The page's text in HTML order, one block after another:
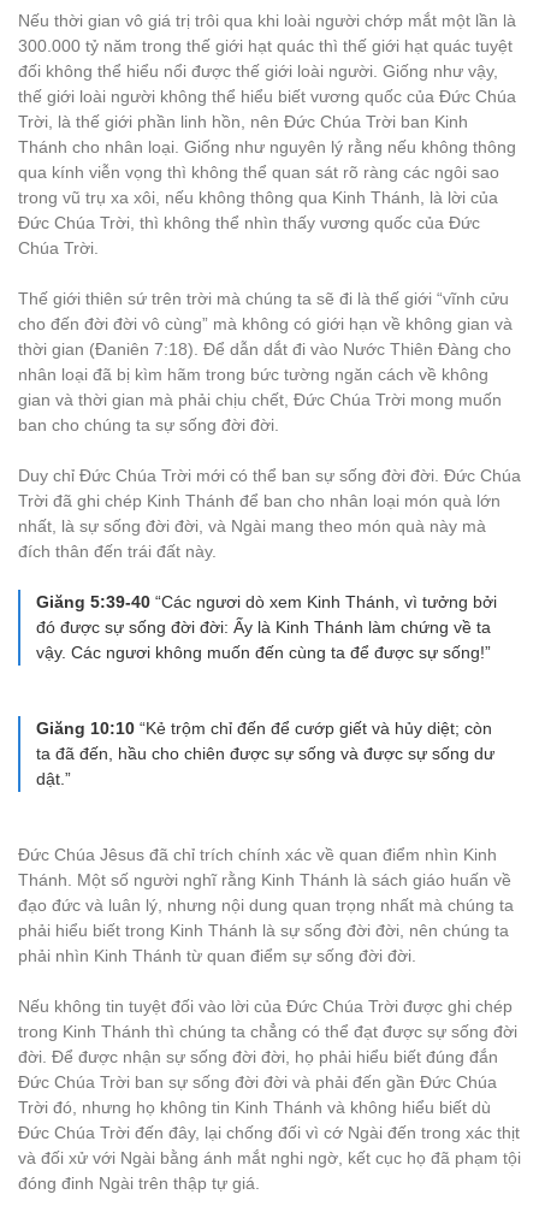
Nếu thời gian vô giá trị trôi qua khi loài người chớp mắt một lần là
300.000 tỷ năm trong thế giới hạt quác thì thế giới hạt quác tuyệt
đối không thể hiểu nổi được thế giới loài người. Giống như vậy,
thế giới loài người không thể hiểu biết vương quốc của Đức Chúa
Trời, là thế giới phần linh hồn, nên Đức Chúa Trời ban Kinh
Thánh cho nhân loại. Giống như nguyên lý rằng nếu không thông
qua kính viễn vọng thì không thể quan sát rõ ràng các ngôi sao
trong vũ trụ xa xôi, nếu không thông qua Kinh Thánh, là lời của
Đức Chúa Trời, thì không thể nhìn thấy vương quốc của Đức
Chúa Trời.
Thế giới thiên sứ trên trời mà chúng ta sẽ đi là thế giới “vĩnh cửu
cho đến đời đời vô cùng” mà không có giới hạn về không gian và
thời gian (Đaniên 7:18). Để dẫn dắt đi vào Nước Thiên Đàng cho
nhân loại đã bị kìm hãm trong bức tường ngăn cách về không
gian và thời gian mà phải chịu chết, Đức Chúa Trời mong muốn
ban cho chúng ta sự sống đời đời.
Duy chỉ Đức Chúa Trời mới có thể ban sự sống đời đời. Đức Chúa
Trời đã ghi chép Kinh Thánh để ban cho nhân loại món quà lớn
nhất, là sự sống đời đời, và Ngài mang theo món quà này mà
đích thân đến trái đất này.
Giăng 5:39-40 “Các ngươi dò xem Kinh Thánh, vì tưởng bởi
đó được sự sống đời đời: Ấy là Kinh Thánh làm chứng về ta
vậy. Các ngươi không muốn đến cùng ta để được sự sống!”
Giăng 10:10 “Kẻ trộm chỉ đến để cướp giết và hủy diệt; còn
ta đã đến, hầu cho chiên được sự sống và được sự sống dư
dật.”
Đức Chúa Jêsus đã chỉ trích chính xác về quan điểm nhìn Kinh
Thánh. Một số người nghĩ rằng Kinh Thánh là sách giáo huấn về
đạo đức và luân lý, nhưng nội dung quan trọng nhất mà chúng ta
phải hiểu biết trong Kinh Thánh là sự sống đời đời, nên chúng ta
phải nhìn Kinh Thánh từ quan điểm sự sống đời đời.
Nếu không tin tuyệt đối vào lời của Đức Chúa Trời được ghi chép
trong Kinh Thánh thì chúng ta chẳng có thể đạt được sự sống đời
đời. Để được nhận sự sống đời đời, họ phải hiểu biết đúng đắn
Đức Chúa Trời ban sự sống đời đời và phải đến gần Đức Chúa
Trời đó, nhưng họ không tin Kinh Thánh và không hiểu biết dù
Đức Chúa Trời đến đây, lại chống đối vì cớ Ngài đến trong xác thịt
và đối xử với Ngài bằng ánh mắt nghi ngờ, kết cục họ đã phạm tội
đóng đinh Ngài trên thập tự giá.